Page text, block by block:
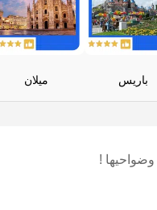
باريس ميلان
!